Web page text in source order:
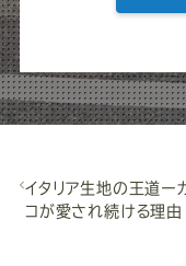
イタリア生地の王道ー
コが愛され続ける理由